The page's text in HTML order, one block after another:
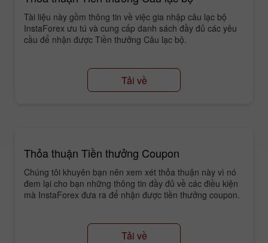
Tài liệu này gồm thông tin về việc gia nhập câu lạc bộ
InstaForex ưu tú và cung cấp danh sách đầy đủ các yêu
cầu để nhận được Tiền thưởng Câu lạc bộ.
Tải về
Thỏa thuận Tiền thưởng Coupon
Chúng tôi khuyên bạn nên xem xét thỏa thuận này vì nó
đem lại cho bạn những thông tin đầy đủ về các điều kiện
mà InstaForex đưa ra để nhận được tiền thưởng coupon.
Tải về